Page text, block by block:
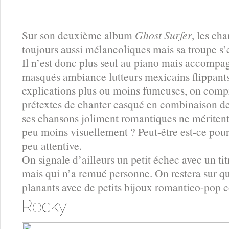
Sur son deuxième album Ghost Surfer, les
toujours aussi mélancoliques mais sa troupe
Il n’est donc plus seul au piano mais
masqués ambiance lutteurs mexicains
explications plus ou moins fumeuses, on
prétextes de chanter casqué en combinaison
ses chansons joliment romantiques ne
peu moins visuellement ? Peut-être est-ce
peu attentive.
On signale d’ailleurs un petit échec avec un
mais qui n’a remué personne. On restera sur
planants avec de petits bijoux romantico-pop